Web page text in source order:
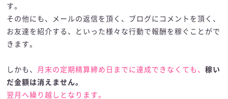
す。
その他にも、メールの返信を頂く、ブログにコメントを頂く、
お友達を紹介する、といった様々な行動で報酬を稼ぐことがで
きます。
しかも、 月末の定期精算締め日までに達成できなくても、稼い
だ金額は消えません。
翌月へ繰り越しとなります。